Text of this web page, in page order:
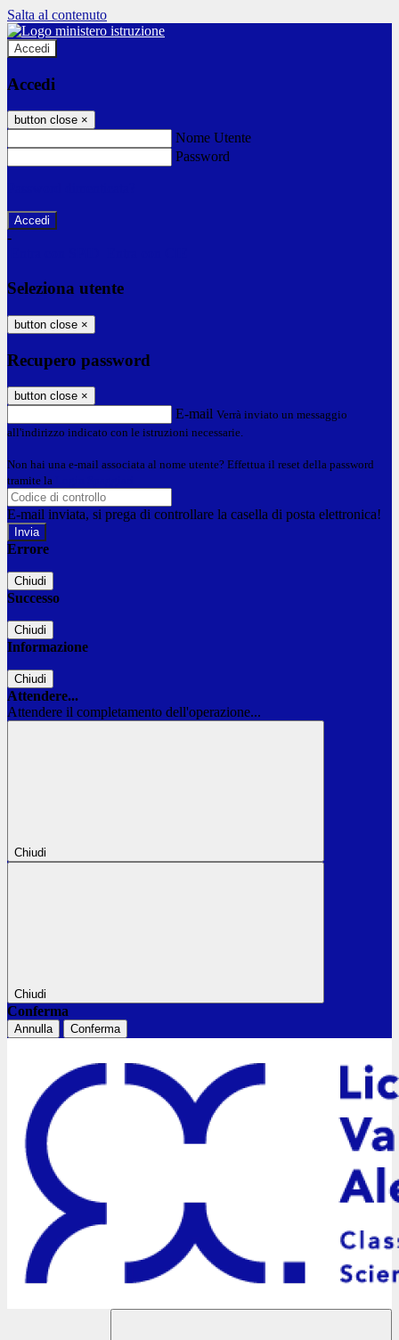
Salta al contenuto
Accedi
Accedi
button close ×
Nome Utente
Password
-
Seleziona utente
button close ×
Recupero password
button close ×
E-mail Verrà inviato un messaggio
all'indirizzo indicato con le istruzioni necessarie.
Non hai una e-mail associata al nome utente? Effettua il reset della password
tramite la
E-mail inviata, si prega di controllare la casella di posta elettronica!
Errore
Chiudi
Successo
Chiudi
Informazione
Chiudi
Attendere...
Attendere il completamento dell'operazione...
Chiudi
Chiudi
Conferma
Annulla Conferma